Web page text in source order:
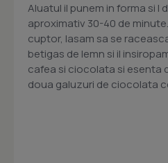
Aluatul il punem in forma si l
aproximativ 30-40 de
cuptor, lasam sa se
betigas de lemn si il
cafea si ciocolata si esenta
doua galuzuri de ciocolata